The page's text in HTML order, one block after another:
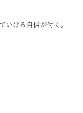
いける自信が付く。